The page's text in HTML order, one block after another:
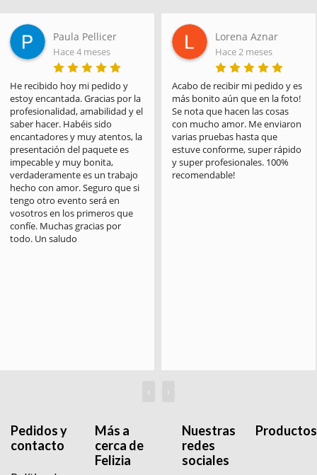
Paula Pellicer
Hace 4 meses
He recibido hoy mi pedido y
estoy encantada. Gracias por la
profesionalidad, amabilidad y el
saber hacer. Habéis sido
encantadores y muy atentos, la
presentación del paquete es
impecable y muy bonita,
verdaderamente es un trabajo
hecho con amor. Seguro que si
tengo otro evento será en
vosotros en los primeros que
confíe. Muchas gracias por
todo. Un saludo
Lorena Aznar
Hace 2 meses
Acabo de recibir mi pedido y es
más bonito aún que en la foto!
Se nota que hacen las cosas
con mucho amor. Me enviaron
varias pruebas hasta que
estuve conforme, super rápido
y super profesionales. 100%
recomendable!
‹ ›
Pedidos y
contacto
Más a
cerca de
Felizia
Nuestras
redes
sociales
Productos